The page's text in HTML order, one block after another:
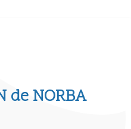
de NORBA